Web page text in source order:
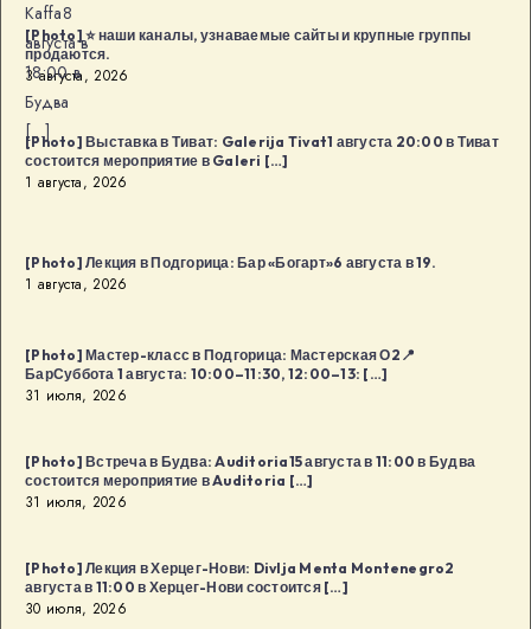
Kaffa8
августа в
18:00 в
Будва
[…]
[Photo] ⭐️ наши каналы, узнаваемые сайты и крупные группы
продаются.
3 августа, 2026
[Photo] Выставка в Тиват: Galerija Tivat1 августа 20:00 в Тиват
состоится мероприятие в Galeri […]
1 августа, 2026
[Photo] Лекция в Подгорица: Бар «Богарт»6 августа в 19.
1 августа, 2026
[Photo] Мастер-класс в Подгорица: Мастерская О2📍
БарСуббота 1 августа: 10:00–11:30, 12:00–13: […]
31 июля, 2026
[Photo] Встреча в Будва: Auditoria15 августа в 11:00 в Будва
состоится мероприятие в Auditoria […]
31 июля, 2026
[Photo] Лекция в Херцег-Нови: Divlja Menta Montenegro2
августа в 11:00 в Херцег-Нови состоится […]
30 июля, 2026